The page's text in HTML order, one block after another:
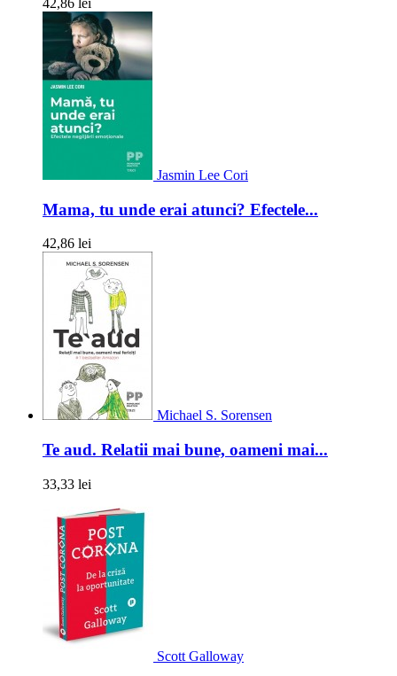
42,86 lei
Jasmin Lee Cori
Mama, tu unde erai atunci? Efectele...
42,86 lei
Michael S. Sorensen
Te aud. Relatii mai bune, oameni mai...
33,33 lei
Scott Galloway